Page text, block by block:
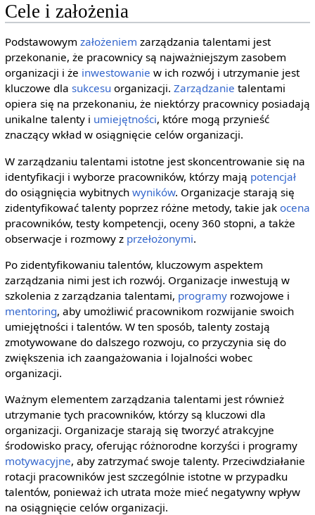
Cele i założenia
Podstawowym założeniem zarządzania talentami jest
przekonanie, że pracownicy są najważniejszym zasobem
organizacji i że inwestowanie w ich rozwój i utrzymanie jest
kluczowe dla sukcesu organizacji. Zarządzanie talentami
opiera się na przekonaniu, że niektórzy pracownicy posiadają
unikalne talenty i umiejętności, które mogą przynieść
znaczący wkład w osiągnięcie celów organizacji.
W zarządzaniu talentami istotne jest skoncentrowanie się na
identyfikacji i wyborze pracowników, którzy mają potencjał
do osiągnięcia wybitnych wyników. Organizacje starają się
zidentyfikować talenty poprzez różne metody, takie jak ocena
pracowników, testy kompetencji, oceny 360 stopni, a także
obserwacje i rozmowy z przełożonymi.
Po zidentyfikowaniu talentów, kluczowym aspektem
zarządzania nimi jest ich rozwój. Organizacje inwestują w
szkolenia z zarządzania talentami, programyrozwojowe i
mentoring, aby umożliwić pracownikom rozwijanie swoich
umiejętności i talentów. W ten sposób, talenty zostają
zmotywowane do dalszego rozwoju, co przyczynia się do
zwiększenia ich zaangażowania i lojalności wobec
organizacji.
Ważnym elementem zarządzania talentami jest również
utrzymanie tych pracowników, którzy są kluczowi dla
organizacji. Organizacje starają się tworzyć atrakcyjne
środowisko pracy, oferując różnorodne korzyści i programy
motywacyjne, aby zatrzymać swoje talenty. Przeciwdziałanie
rotacji pracowników jest szczególnie istotne w przypadku
talentów, ponieważ ich utrata może mieć negatywny wpływ
na osiągnięcie celów organizacji.